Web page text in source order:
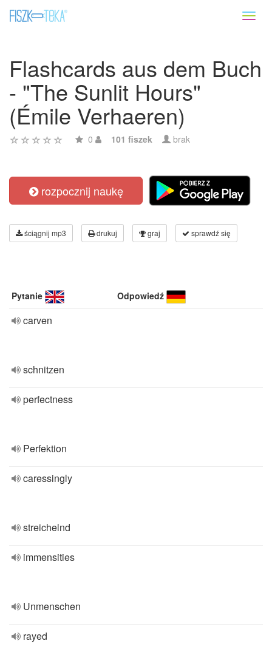
Flashcards aus dem Buch
- "The Sunlit Hours"
(Émile Verhaeren)
0 101 fiszek brak
rozpocznij naukę
ściągnij mp3 drukuj graj sprawdź się
Pytanie Odpowiedź
carven
schnitzen
perfectness
Perfektion
caressingly
streichelnd
immensities
Unmenschen
rayed